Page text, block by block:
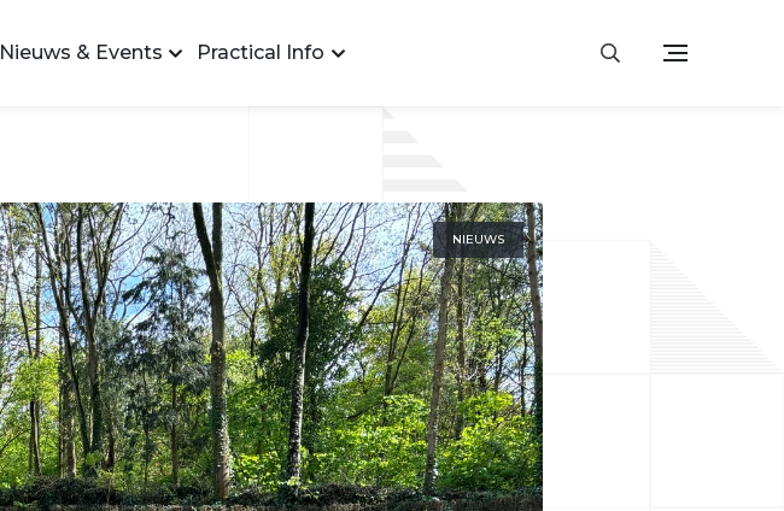
Nieuws & Events Practical Info
NIEUWS